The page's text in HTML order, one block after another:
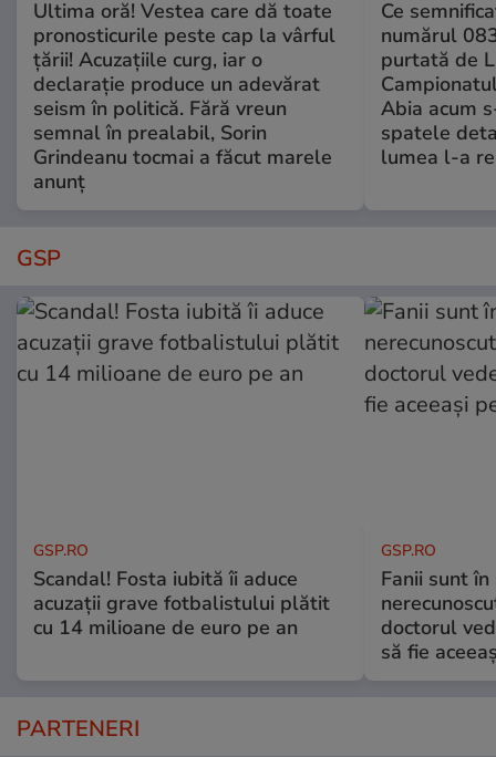
Ultima oră! Vestea care dă toate
pronosticurile peste cap la vârful
țării! Acuzațiile curg, iar o
declarație produce un adevărat
seism în politică. Fără vreun
semnal în prealabil, Sorin
Grindeanu tocmai a făcut marele
anunț
Ce
numărul
purtată de
Abia acum
spatele
lumea l-a
GSP
GSP.RO
Scandal! Fosta iubită îi aduce
acuzații grave fotbalistului plătit
cu 14 milioane de euro pe an
GSP.RO
Fanii sunt în
doctorul
să fie
PARTENERI